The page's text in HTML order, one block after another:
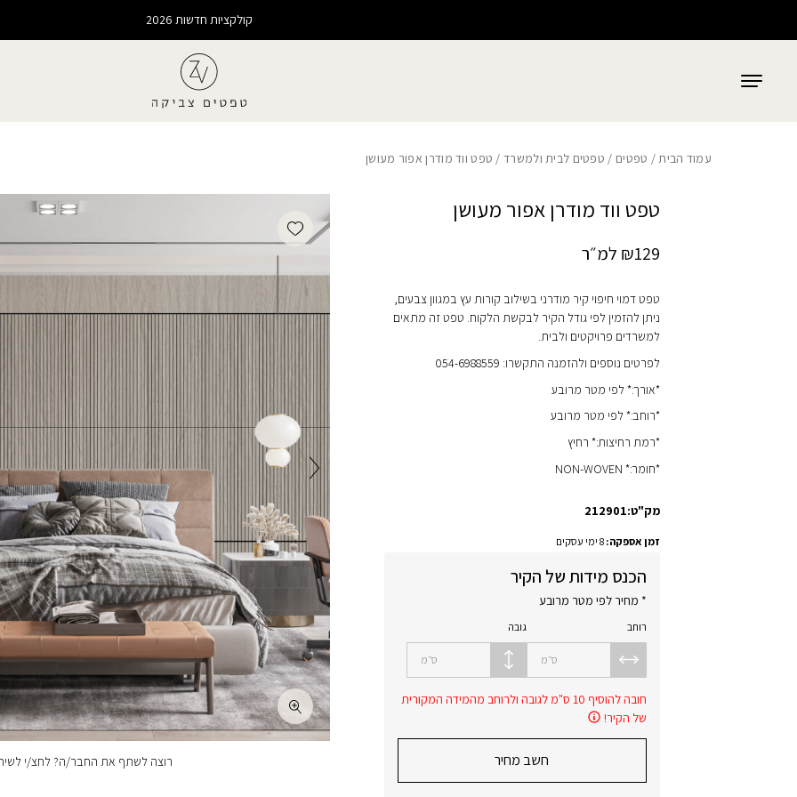
קולקציות חדשות 2026
עמוד הבית/ טפטים / טפטים לבית ולמשרד/ טפט ווד מודרן אפור מעושן
טפט ווד מודרן אפור מעושן
₪129 למ״ר
טפט דמוי חיפוי קיר מודרני בשילוב קורות עץ במגוון צבעים,
ניתן להזמין לפי גודל הקיר לבקשת הלקוח. טפט זה מתאים
למשרדים פרויקטים ולבית.
לפרטים נוספים ולהזמנה התקשרו: 054-6988559
*אורך:* לפי מטר מרובע
*רוחב:* לפי מטר מרובע
*רמת רחיצות:* רחיץ
*חומר:* NON-WOVEN
מק"ט:212901
זמן אספקה:8 ימי עסקים
הכנס מידות של הקיר
* מחיר לפי מטר מרובע
רוחב
ס״מ
גובה
ס״מ
חובה להוסיף 10 ס"מ לגובה ולרוחב מהמידה המקורית
של הקיר!
חשב מחיר
Add wishlist
רוצה לשתף את החבר/ה? לחצ/י